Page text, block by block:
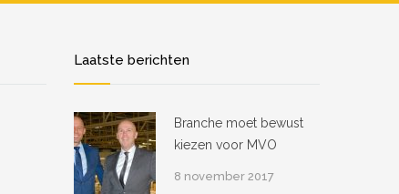
Laatste berichten
Branche moet bewust
kiezen voor MVO
8 november 2017